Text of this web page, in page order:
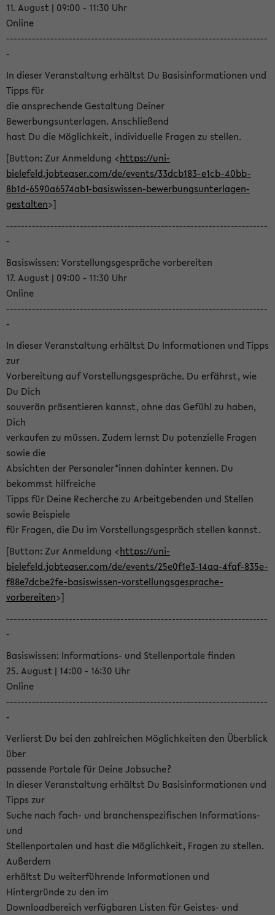
11. August | 09:00 - 11:30 Uhr
Online
-----------------------------------------------------------------------
-
In dieser Veranstaltung erhältst Du Basisinformationen und
Tipps für
die ansprechende Gestaltung Deiner
Bewerbungsunterlagen. Anschließend
hast Du die Möglichkeit, individuelle Fragen zu stellen.
[Button: Zur Anmeldung <https://uni-
bielefeld.jobteaser.com/de/events/33dcb183-e1cb-40bb-
8b1d-6590a6574ab1-basiswissen-bewerbungsunterlagen-
gestalten>]
-----------------------------------------------------------------------
-
Basiswissen: Vorstellungsgespräche vorbereiten
17. August | 09:00 - 11:30 Uhr
Online
-----------------------------------------------------------------------
-
In dieser Veranstaltung erhältst Du Informationen und Tipps
zur
Vorbereitung auf Vorstellungsgespräche. Du erfährst, wie
Du Dich
souverän präsentieren kannst, ohne das Gefühl zu haben,
Dich
verkaufen zu müssen. Zudem lernst Du potenzielle Fragen
sowie die
Absichten der Personaler*innen dahinter kennen. Du
bekommst hilfreiche
Tipps für Deine Recherche zu Arbeitgebenden und Stellen
sowie Beispiele
für Fragen, die Du im Vorstellungsgespräch stellen kannst.
[Button: Zur Anmeldung <https://uni-
bielefeld.jobteaser.com/de/events/25e0f1e3-14aa-4faf-835e-
f88e7dcbe2fe-basiswissen-vorstellungsgesprache-
vorbereiten>]
-----------------------------------------------------------------------
-
Basiswissen: Informations- und Stellenportale finden
25. August | 14:00 - 16:30 Uhr
Online
-----------------------------------------------------------------------
-
Verlierst Du bei den zahlreichen Möglichkeiten den Überblick
über
passende Portale für Deine Jobsuche?
In dieser Veranstaltung erhältst Du Basisinformationen und
Tipps zur
Suche nach fach- und branchenspezifischen Informations-
und
Stellenportalen und hast die Möglichkeit, Fragen zu stellen.
Außerdem
erhältst Du weiterführende Informationen und
Hintergründe zu den im
Downloadbereich verfügbaren Listen für Geistes- und